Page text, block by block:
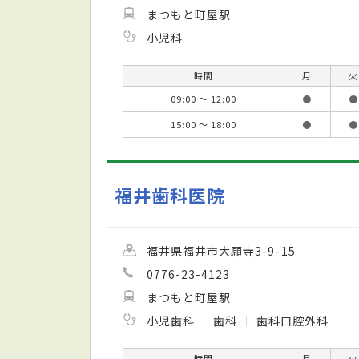
まつもと町屋駅
小児科
時間 月 火
09:00 ～ 12:00
● ●
15:00 ～ 18:00
● ●
福井歯科医院
福井県福井市大願寺3-9-15
0776-23-4123
まつもと町屋駅
小児歯科
歯科 歯科口腔外科